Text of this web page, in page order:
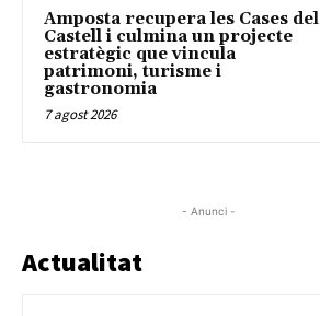
Amposta recupera les Cases del
Castell i culmina un projecte
estratègic que vincula
patrimoni, turisme i
gastronomia
7 agost 2026
- Anunci -
Actualitat